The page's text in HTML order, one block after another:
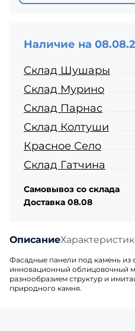
Описание
Фасадные панели под камень из
инновационный облицовочный
разнообразием структур и
природного камня.
Наличие на
Склад Шушары
Склад Мурино
Склад Парнас
Склад Колтуши
Красное Село
Склад Гатчина
Самовывоз со склада
Доставка 08.08